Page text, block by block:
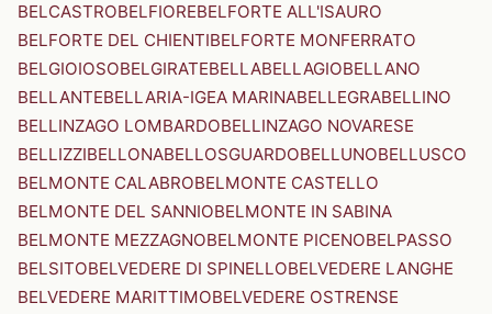
BELCASTROBELFIOREBELFORTE ALL'ISAURO
BELFORTE DEL CHIENTIBELFORTE MONFERRATO
BELGIOIOSOBELGIRATEBELLABELLAGIOBELLANO
BELLANTEBELLARIA-IGEA MARINABELLEGRABELLINO
BELLINZAGO LOMBARDOBELLINZAGO NOVARESE
BELLIZZIBELLONABELLOSGUARDOBELLUNOBELLUSCO
BELMONTE CALABROBELMONTE CASTELLO
BELMONTE DEL SANNIOBELMONTE IN SABINA
BELMONTE MEZZAGNOBELMONTE PICENOBELPASSO
BELSITOBELVEDERE DI SPINELLOBELVEDERE LANGHE
BELVEDERE MARITTIMOBELVEDERE OSTRENSE